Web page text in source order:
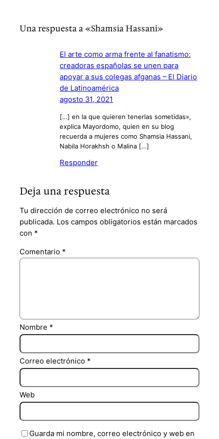
Una respuesta a «Shamsia Hassani»
El arte como arma frente al fanatismo:
creadoras españolas se unen para
apoyar a sus colegas afganas – El Diario
de Latinoamérica
agosto 31, 2021
[…] en la que quieren tenerlas sometidas»,
explica Mayordomo, quien en su blog
recuerda a mujeres como Shamsia Hassani,
Nabila Horakhsh o Malina […]
Responder
Deja una respuesta
Tu dirección de correo electrónico no será
publicada. Los campos obligatorios están marcados
con *
Comentario *
Nombre *
Correo electrónico *
Web
Guarda mi nombre, correo electrónico y web en